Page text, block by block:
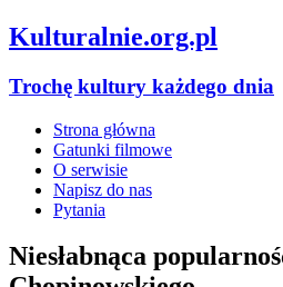
Kulturalnie.org.pl
Trochę kultury każdego dnia
Strona główna
Gatunki filmowe
O serwisie
Napisz do nas
Pytania
Niesłabnąca